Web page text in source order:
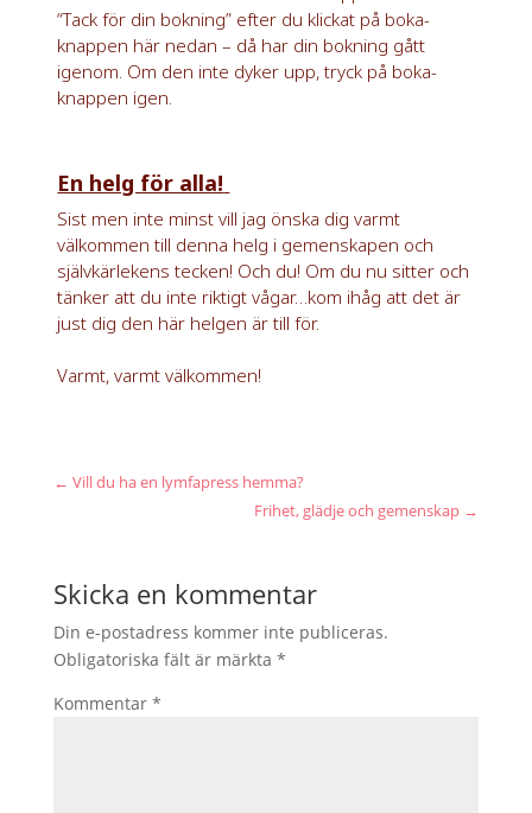
“Tack för din bokning” efter du klickat på boka-
knappen här nedan – då har din bokning gått
igenom. Om den inte dyker upp, tryck på boka-
knappen igen.
En helg för alla!
Sist men inte minst vill jag önska dig varmt
välkommen till denna helg i gemenskapen och
självkärlekens tecken! Och du! Om du nu sitter och
tänker att du inte riktigt vågar…kom ihåg att det är
just dig den här helgen är till för.
Varmt, varmt välkommen!
← Vill du ha en lymfapress hemma?
Frihet, glädje och gemenskap →
Skicka en kommentar
Din e-postadress kommer inte publiceras.
Obligatoriska fält är märkta *
Kommentar *